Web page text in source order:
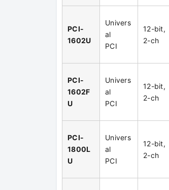
PCI-
1602U
Univers
al
PCI
12-bit,
2-ch
PCI-
1602F
U
Univers
al
PCI
12-bit,
2-ch
PCI-
1800L
U
Univers
al
PCI
12-bit,
2-ch